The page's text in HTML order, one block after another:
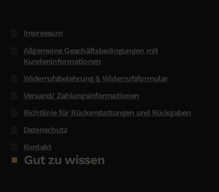
Impressum
Allgemeine Geschäftsbedingungen mit
Kundeninformationen
Widerrufsbelehrung & Widerrufsformular
Versand/ Zahlungsinformationen
Richtlinie für Rückerstattungen und Rückgaben
Datenschutz
Kontakt
Gut zu wissen